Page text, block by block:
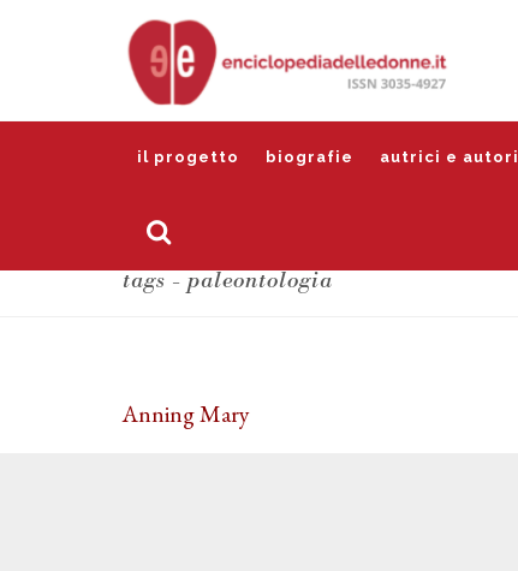
il progetto biografie autrici e autori
tags - paleontologia
Anning Mary